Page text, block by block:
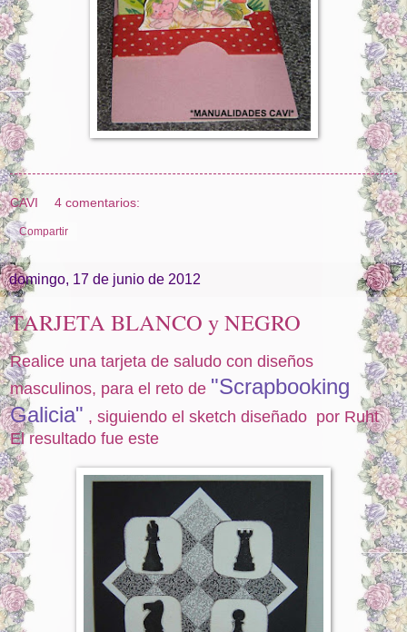
CAVI 4 comentarios:
Compartir
domingo, 17 de junio de 2012
TARJETA BLANCO y NEGRO
Realice una tarjeta de saludo con diseños
masculinos, para el reto de "Scrapbooking
Galicia" , siguiendo el sketch diseñado por Ruht
El resultado fue este